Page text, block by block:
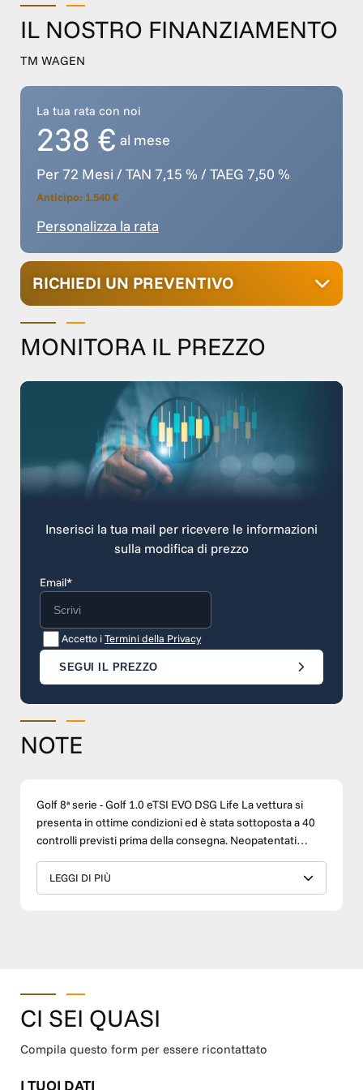
IL NOSTRO FINANZIAMENTO
TM WAGEN
La tua rata con noi
238 € al mese
Per 72 Mesi / TAN 7,15 % / TAEG 7,50 %
Anticipo: 1.540 €
Personalizza la rata
RICHIEDI UN PREVENTIVO
MONITORA IL PREZZO
Inserisci la tua mail per ricevere le informazioni
sulla modifica di prezzo
Email*
Accetto iTermini della Privacy
SEGUI IL PREZZO
NOTE
Golf 8ª serie - Golf 1.0 eTSI EVO DSG Life La vettura si
presenta in ottime condizioni ed è stata sottoposta a 40
controlli previsti prima della consegna. Neopatentati
compatte, questa vettura rappresenta una scelta ideale
anche per neopatentati e per chi desidera una prima auto
Possibilità di ritiro del vostro usato in permuta •
Possibilità di garanzia fino a 36 mesi • Assistenza dedicata
LEGGI DI PIÙ
CI SEI QUASI
Compila questo form per essere ricontattato
I TUOI DATI